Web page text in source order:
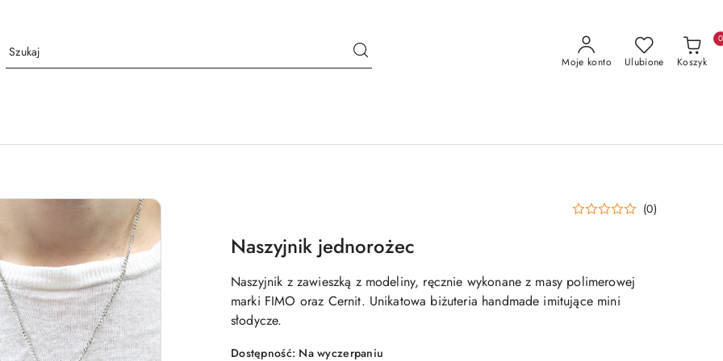
Moje konto Ulubione Koszyk
0
(0)
Naszyjnik jednorożec
Naszyjnik z zawieszką z modeliny, ręcznie wykonane z masy polimerowej
marki FIMO oraz Cernit. Unikatowa biżuteria handmade imitujące mini
słodycze.
Dostępność: Na wyczerpaniu